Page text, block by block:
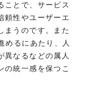
ことで、サービス
頼性やユーザーエ
まうのです。また
めるにあたり、人
異なるなどの属人
の統一感を保つこ